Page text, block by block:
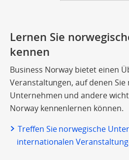
Lernen Sie
kennen
Business Norway bietet einen
Veranstaltungen, auf denen Sie
Unternehmen und andere
Norway kennenlernen können.
Treffen Sie norwegische
internationalen